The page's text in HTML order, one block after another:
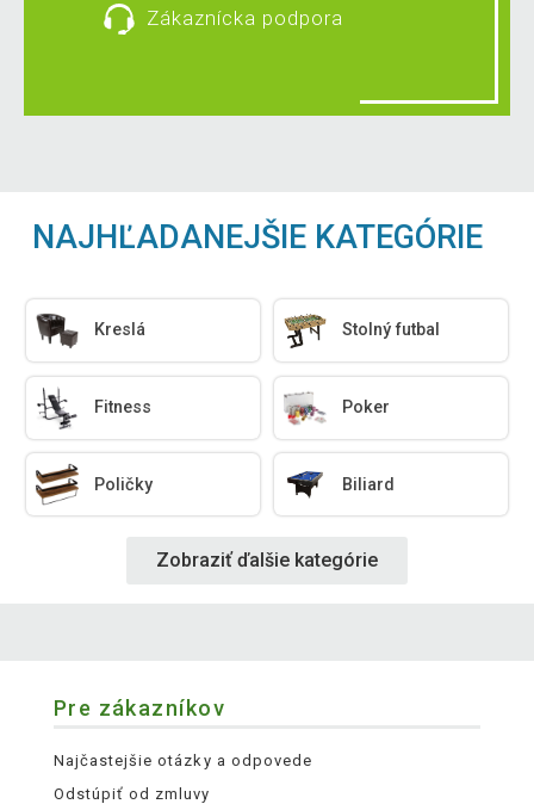
Zákaznícka podpora
NAJHĽADANEJŠIE KATEGÓRIE
Kreslá Stolný futbal
Fitness Poker
Poličky Biliard
Zobraziť ďalšie kategórie
Pre zákazníkov
Najčastejšie otázky a odpovede
Odstúpiť od zmluvy